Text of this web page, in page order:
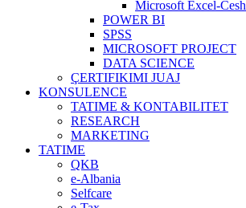
Microsoft Excel-
POWER BI
SPSS
MICROSOFT PROJECT
DATA SCIENCE
ÇERTIFIKIMI JUAJ
KONSULENCE
TATIME & KONTABILITET
RESEARCH
MARKETING
TATIME
QKB
e-Albania
Selfcare